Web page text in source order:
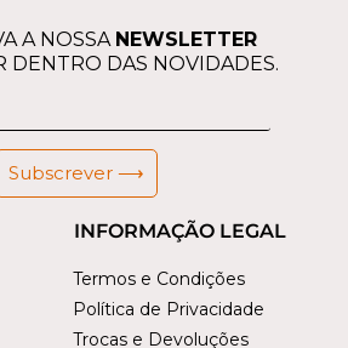
INFORMAÇÃO LEGAL
Termos e Condições
Política de Privacidade
Trocas e Devoluções
A NOSSA NEWSLETTER
DENTRO DAS NOVIDADES.
Subscrever ⟶